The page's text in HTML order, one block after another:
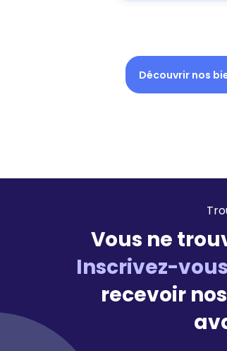
Découvrir nos
Vous ne
Inscrivez-
recevoir